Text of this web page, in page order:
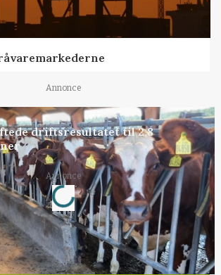
Annonce
driftsresultatet til 2,8
Annonce
Loading...
Jobs